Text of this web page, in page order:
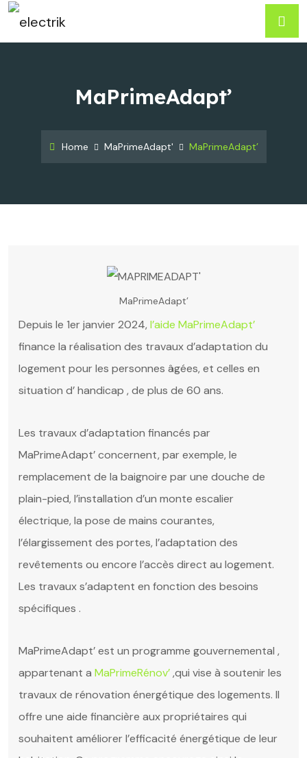
MaPrimeAdapt’
Home MaPrimeAdapt' MaPrimeAdapt’
MaPrimeAdapt’
Depuis le 1er janvier 2024, l’aide MaPrimeAdapt’
finance la réalisation des travaux d’adaptation du
logement pour les personnes âgées, et celles en
situation d’ handicap , de plus de 60 ans.
Les travaux d’adaptation financés par
MaPrimeAdapt’ concernent, par exemple, le
remplacement de la baignoire par une douche de
plain-pied, l’installation d’un monte escalier
électrique, la pose de mains courantes,
l’élargissement des portes, l’adaptation des
revêtements ou encore l’accès direct au logement.
Les travaux s’adaptent en fonction des besoins
spécifiques .
MaPrimeAdapt’ est un programme gouvernemental ,
appartenant a MaPrimeRénov’,qui vise à soutenir les
travaux de rénovation énergétique des logements. Il
offre une aide financière aux propriétaires qui
souhaitent améliorer l’efficacité énergétique de leur